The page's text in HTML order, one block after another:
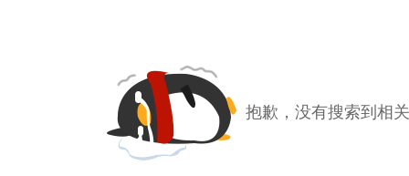
抱歉，没有搜索到相